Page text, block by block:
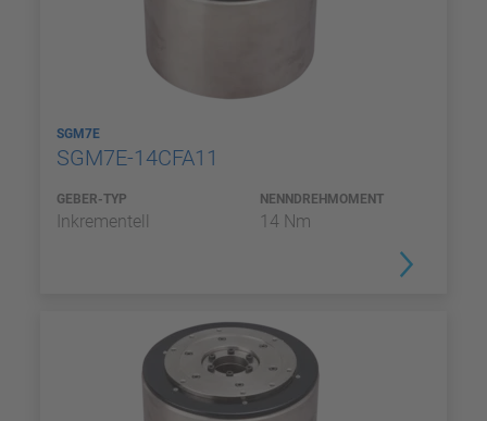
SGM7E
SGM7E-14CFA11
GEBER-TYP
Inkrementell
NENNDREHMOMENT
14 Nm